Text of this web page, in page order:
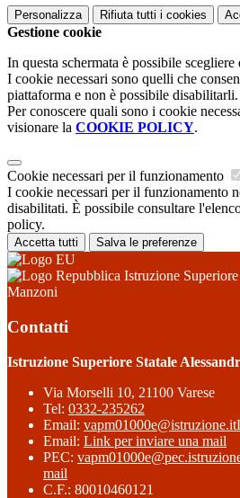
Personalizza Rifiuta tutti i cookies
Gestione cookie
In questa schermata è possibile
I cookie necessari sono quelli che
piattaforma e non è possibile disabilitarli.
Per conoscere quali sono i cookie
visionare la COOKIE POLICY.
Cookie necessari per il funzionamento
I cookie necessari per il funzionamento
disabilitati. È possibile consultare
policy.
Accetta tutti Salva le preferenze
Istruzione
Manzoni
Contatti
Istruzione Superiore Statale
Via Morselli 10, 21100 Varese
Tel: 0332-235262
Email: vapm01000e@istruzione.it
Email: Link per inviare una mail
PEC:
mail
C.F.: 80010460121